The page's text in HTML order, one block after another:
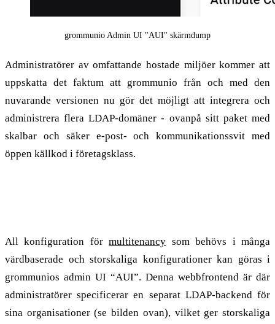
grommunio Admin UI "AUI" skärmdump
Administratörer av omfattande hostade miljöer kommer att
uppskatta det faktum att grommunio från och med den
nuvarande versionen nu gör det möjligt att integrera och
administrera flera LDAP-domäner - ovanpå sitt paket med
skalbar och säker e-post- och kommunikationssvit med
öppen källkod i företagsklass.
All konfiguration förmultitenancy som behövs i många
värdbaserade och storskaliga konfigurationer kan göras i
grommunios admin UI “AUI”. Denna webbfrontend är där
administratörer specificerar en separat LDAP-backend för
sina organisationer (se bilden ovan), vilket ger storskaliga